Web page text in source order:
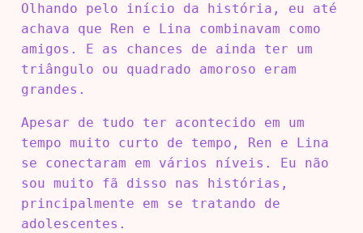
Olhando pelo início da história, eu até
achava que Ren e Lina combinavam como
amigos. E as chances de ainda ter um
triângulo ou quadrado amoroso eram
grandes.
Apesar de tudo ter acontecido em um
tempo muito curto de tempo, Ren e Lina
se conectaram em vários níveis. Eu não
sou muito fã disso nas histórias,
principalmente em se tratando de
adolescentes.